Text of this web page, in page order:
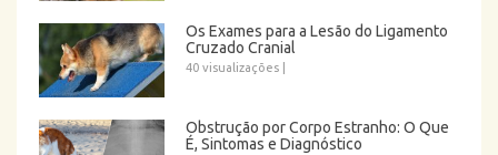
Os Exames para a Lesão do Ligamento
Cruzado Cranial
40 visualizações
Obstrução por Corpo Estranho: O Que
É, Sintomas e Diagnóstico